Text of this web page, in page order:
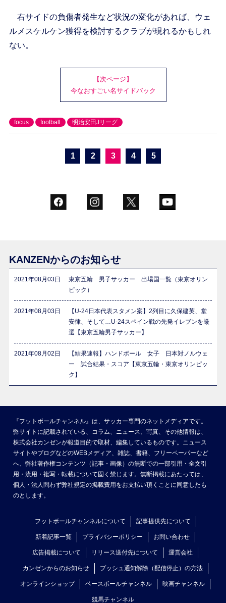
右サイドの負傷者発生など状況の変化があれば、ウェ
ルメスケルケン獲得を検討するクラブが現れるかもしれ
ない。
【次ページ】
今なおすごい名サイドバック
focus football 明治安田Jリーグ
1 2 3 4 5
KANZENからのお知らせ
2021年08月03日
東京五輪 男子サッカー 出場国一覧（東京オリン
ピック）
2021年08月03日
【U-24日本代表スタメン案】2列目に久保建英、堂
安律、そして…U-24スペイン戦の先発イレブンを厳
選【東京五輪男子サッカー】
2021年08月02日
【結果速報】ハンドボール 女子 日本対ノルウェ
ー 試合結果・スコア【東京五輪・東京オリンピッ
ク】
『フットボールチャンネル』は、サッカー専門のネットメディアです。
弊サイトに記載されている、コラム、ニュース、写真、その他情報は、
株式会社カンゼンが報道目的で取材、編集しているものです。ニュース
サイトやブログなどのWEBメディア、雑誌、書籍、フリーペーパーなど
へ、弊社著作権コンテンツ（記事・画像）の無断での一部引用・全文引
用・流用・複写・転載について固く禁じます。無断掲載にあたっては、
個人・法人問わず弊社規定の掲載費用をお支払い頂くことに同意したも
のとします。
フットボールチャンネルについて 記事提供先について
新着記事一覧 プライバシーポリシー お問い合わせ
広告掲載について リリース送付先について 運営会社
カンゼンからのお知らせ プッシュ通知解除（配信停止）の方法
オンラインショップ ベースボールチャンネル 映画チャンネル
競馬チャンネル